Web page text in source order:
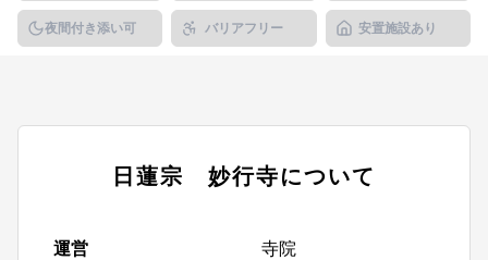
夜間付き添い可 バリアフリー 安置施設あり
日蓮宗 妙行寺について
運営 寺院